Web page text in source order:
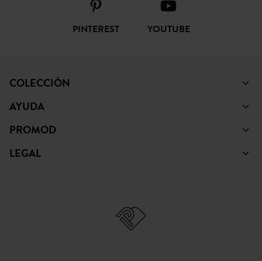
PINTEREST YOUTUBE
COLECCIÓN
AYUDA
PROMOD
LEGAL